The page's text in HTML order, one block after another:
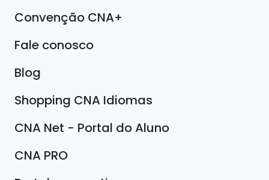
Convenção CNA+
Fale conosco
Blog
Shopping CNA Idiomas
CNA Net - Portal do Aluno
CNA PRO